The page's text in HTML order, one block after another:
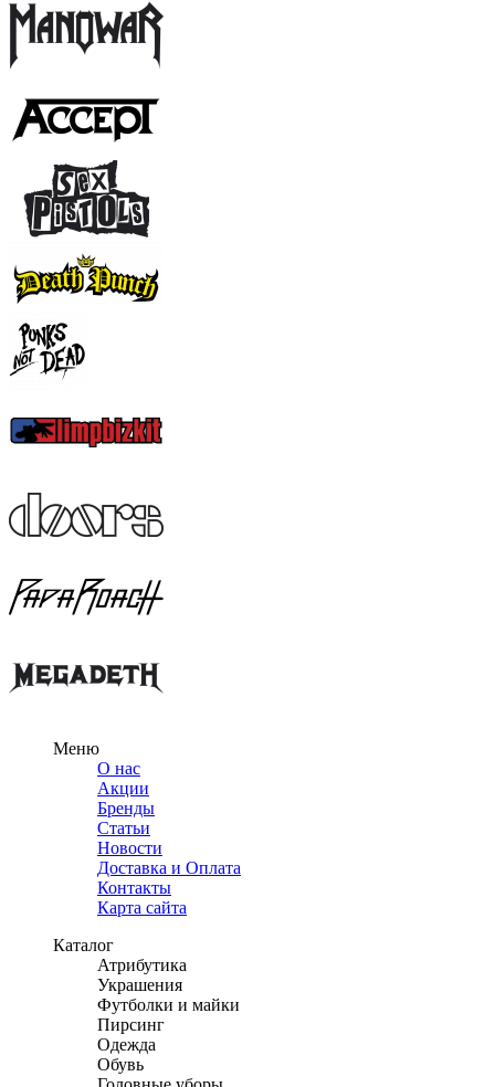
Меню
О нас
Акции
Бренды
Статьи
Новости
Доставка и Оплата
Контакты
Карта сайта
Каталог
Атрибутика
Украшения
Футболки и майки
Пирсинг
Одежда
Обувь